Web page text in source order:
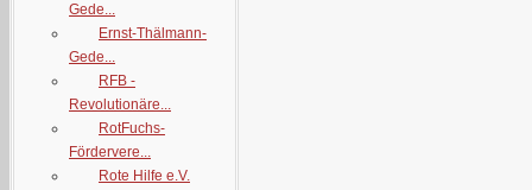
Gede...
Ernst-Thälmann-
Gede...
RFB -
Revolutionäre...
RotFuchs-
Fördervere...
Rote Hilfe e.V.